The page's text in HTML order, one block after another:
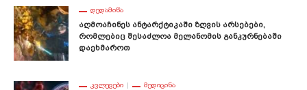
ᲓᲔᲓᲐᲛᲘᲬᲐ
Აღმოაჩინეს Ანტარქტიკაში Ზღვის Არსებები,
Რომლებიც Შესაძლოა Მელანომის Განკურნებაში
Დაეხმაროთ
ᲙᲕᲚᲔᲕᲔᲑᲘ ᲛᲔᲓᲘᲪᲘᲜᲐ